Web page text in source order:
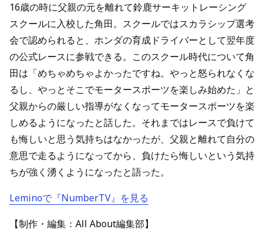
16歳の時に父親の元を離れて鈴鹿サーキットレーシング
スクールに入校した角田。スクールではスカラシップ選考
会で認められると、ホンダの育成ドライバーとして翌年度
の公式レースに参戦できる。このスクール時代について角
田は「めちゃめちゃよかったですね。やっと怒られなくな
るし、やっとそこでモータースポーツを楽しみ始めた」と
父親からの厳しい指導がなくなってモータースポーツを楽
しめるようになったと話した。それまではレースで負けて
も悔しいと思う気持ちはなかったが、父親と離れて自分の
意思で走るようになってから、負けたら悔しいという気持
ちが強く湧くようになったと語った。
Leminoで『NumberTV』を見る
【制作・編集：All About編集部】